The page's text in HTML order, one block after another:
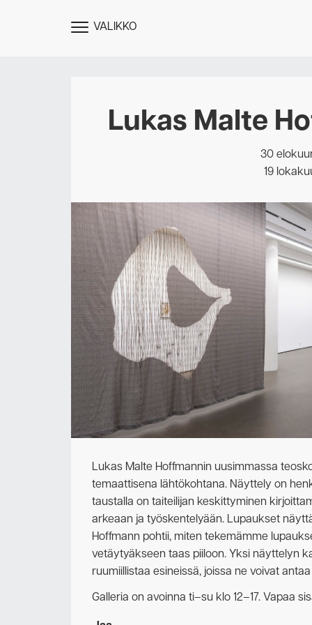
NÄYTÄVALIKKO
Lukas Malte
30
19
Lukas Malte Hoffmannin uusimmassa
temaattisena lähtökohtana. Näyttely on
taustalla on taiteilijan keskittyminen
arkeaan ja työskentelyään. Lupaukset
Hoffmann pohtii, miten tekemämme
vetäytyäkseen taas piiloon. Yksi näyttelyn
ruumiillistaa esineissä, joissa ne voivat
Galleria on avoinna ti–su klo 12–17. Vapaa